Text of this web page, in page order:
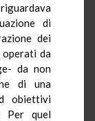
di
dei
da
da non
di una
obiettivi
Per quel